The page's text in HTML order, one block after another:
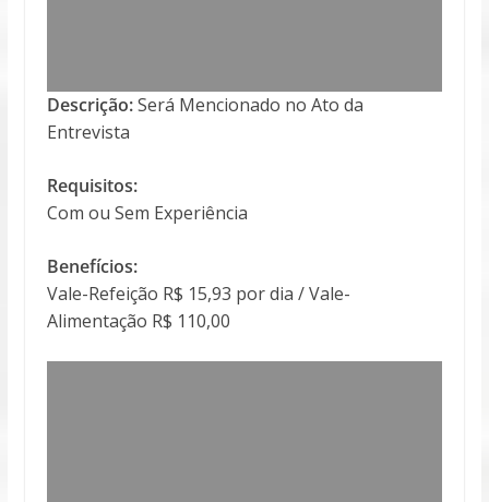
Descrição:Será Mencionado no Ato da
Entrevista
Requisitos:
Com ou Sem Experiência
Benefícios:
Vale-Refeição R$ 15,93 por dia / Vale-
Alimentação R$ 110,00